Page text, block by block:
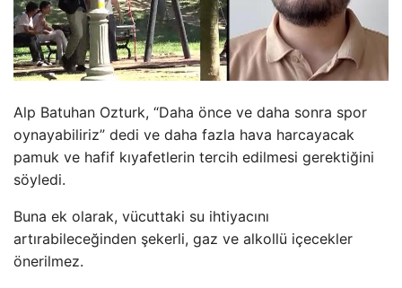
Alp Batuhan Ozturk, “Daha önce ve daha sonra spor
oynayabiliriz” dedi ve daha fazla hava harcayacak
pamuk ve hafif kıyafetlerin tercih edilmesi gerektiğini
söyledi.
Buna ek olarak, vücuttaki su ihtiyacını
artırabileceğinden şekerli, gaz ve alkollü içecekler
önerilmez.